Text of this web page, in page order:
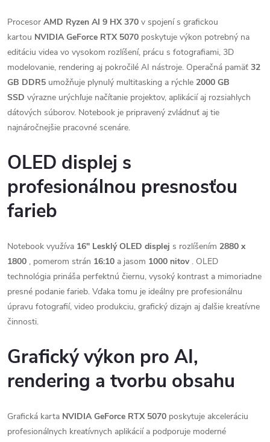
Procesor AMD Ryzen AI 9 HX 370 v spojení s grafickou
kartou NVIDIA GeForce RTX 5070 poskytuje výkon potrebný na
editáciu videa vo vysokom rozlíšení, prácu s fotografiami, 3D
modelovanie, rendering aj pokročilé AI nástroje. Operačná pamäť 32
GB DDR5 umožňuje plynulý multitasking a rýchle 2000 GB
SSD výrazne urýchľuje načítanie projektov, aplikácií aj rozsiahlych
dátových súborov. Notebook je pripravený zvládnuť aj tie
najnáročnejšie pracovné scenáre.
OLED displej s
profesionálnou presnosťou
farieb
Notebook využíva 16" Lesklý OLED displej s rozlíšením 2880 x
1800 , pomerom strán 16:10 a jasom 1000 nitov. OLED
technológia prináša perfektnú čiernu, vysoký kontrast a mimoriadne
presné podanie farieb. Vďaka tomu je ideálny pre profesionálnu
úpravu fotografií, video produkciu, grafický dizajn aj ďalšie kreatívne
činnosti.
Grafický výkon pro AI,
rendering a tvorbu obsahu
Grafická karta NVIDIA GeForce RTX 5070 poskytuje akceleráciu
profesionálnych kreatívnych aplikácií a podporuje moderné